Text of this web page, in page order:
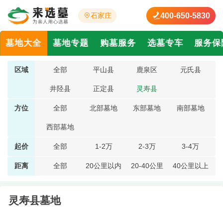
石家庄 400-650-5830
墓地大全 墓地专题 购墓服务 选墓专车 服务保
区域 全部 平山县 鹿泉区 元氏县
井陉县 正定县 灵寿县
方位 全部 北部墓地 东部墓地 南部墓地
西部墓地
起价 全部 1-2万 2-3万 3-4万
距离 全部 20公里以内 20-40公里 40公里以上
灵寿县墓地